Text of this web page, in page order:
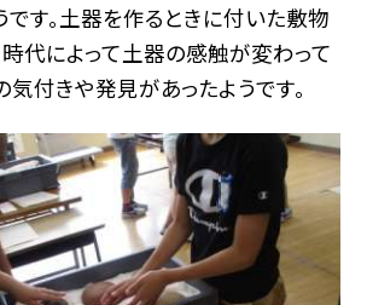
です。土器を作るときに付いた敷物
時代によって土器の感触が変わって
気付きや発見があったようです。